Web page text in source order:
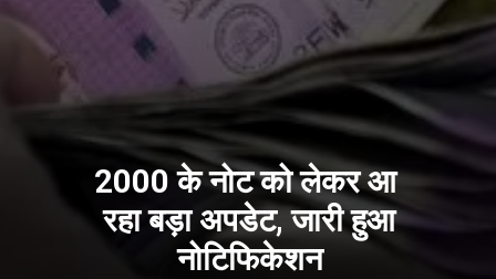
2000 के नोट को लेकर आ
रहा बड़ा अपडेट, जारी हुआ
नोटिफिकेशन